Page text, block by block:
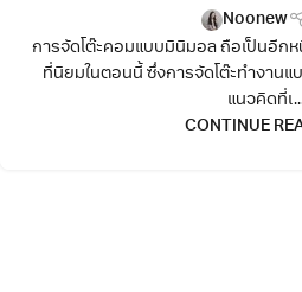
Noonew
การจัดโต๊ะคอมแบบมินิมอล ถือเป็นอีกห
ที่นิยมในตอนนี้ ซึ่งการจัดโต๊ะทำงานแ
แนวคิดที่เ
CONTINUE